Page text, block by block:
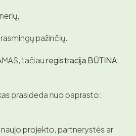
pažinčių.
tačiauregistracija BŪTINA:
prasideda nuo paprasto:
projekto, partnerystės ar